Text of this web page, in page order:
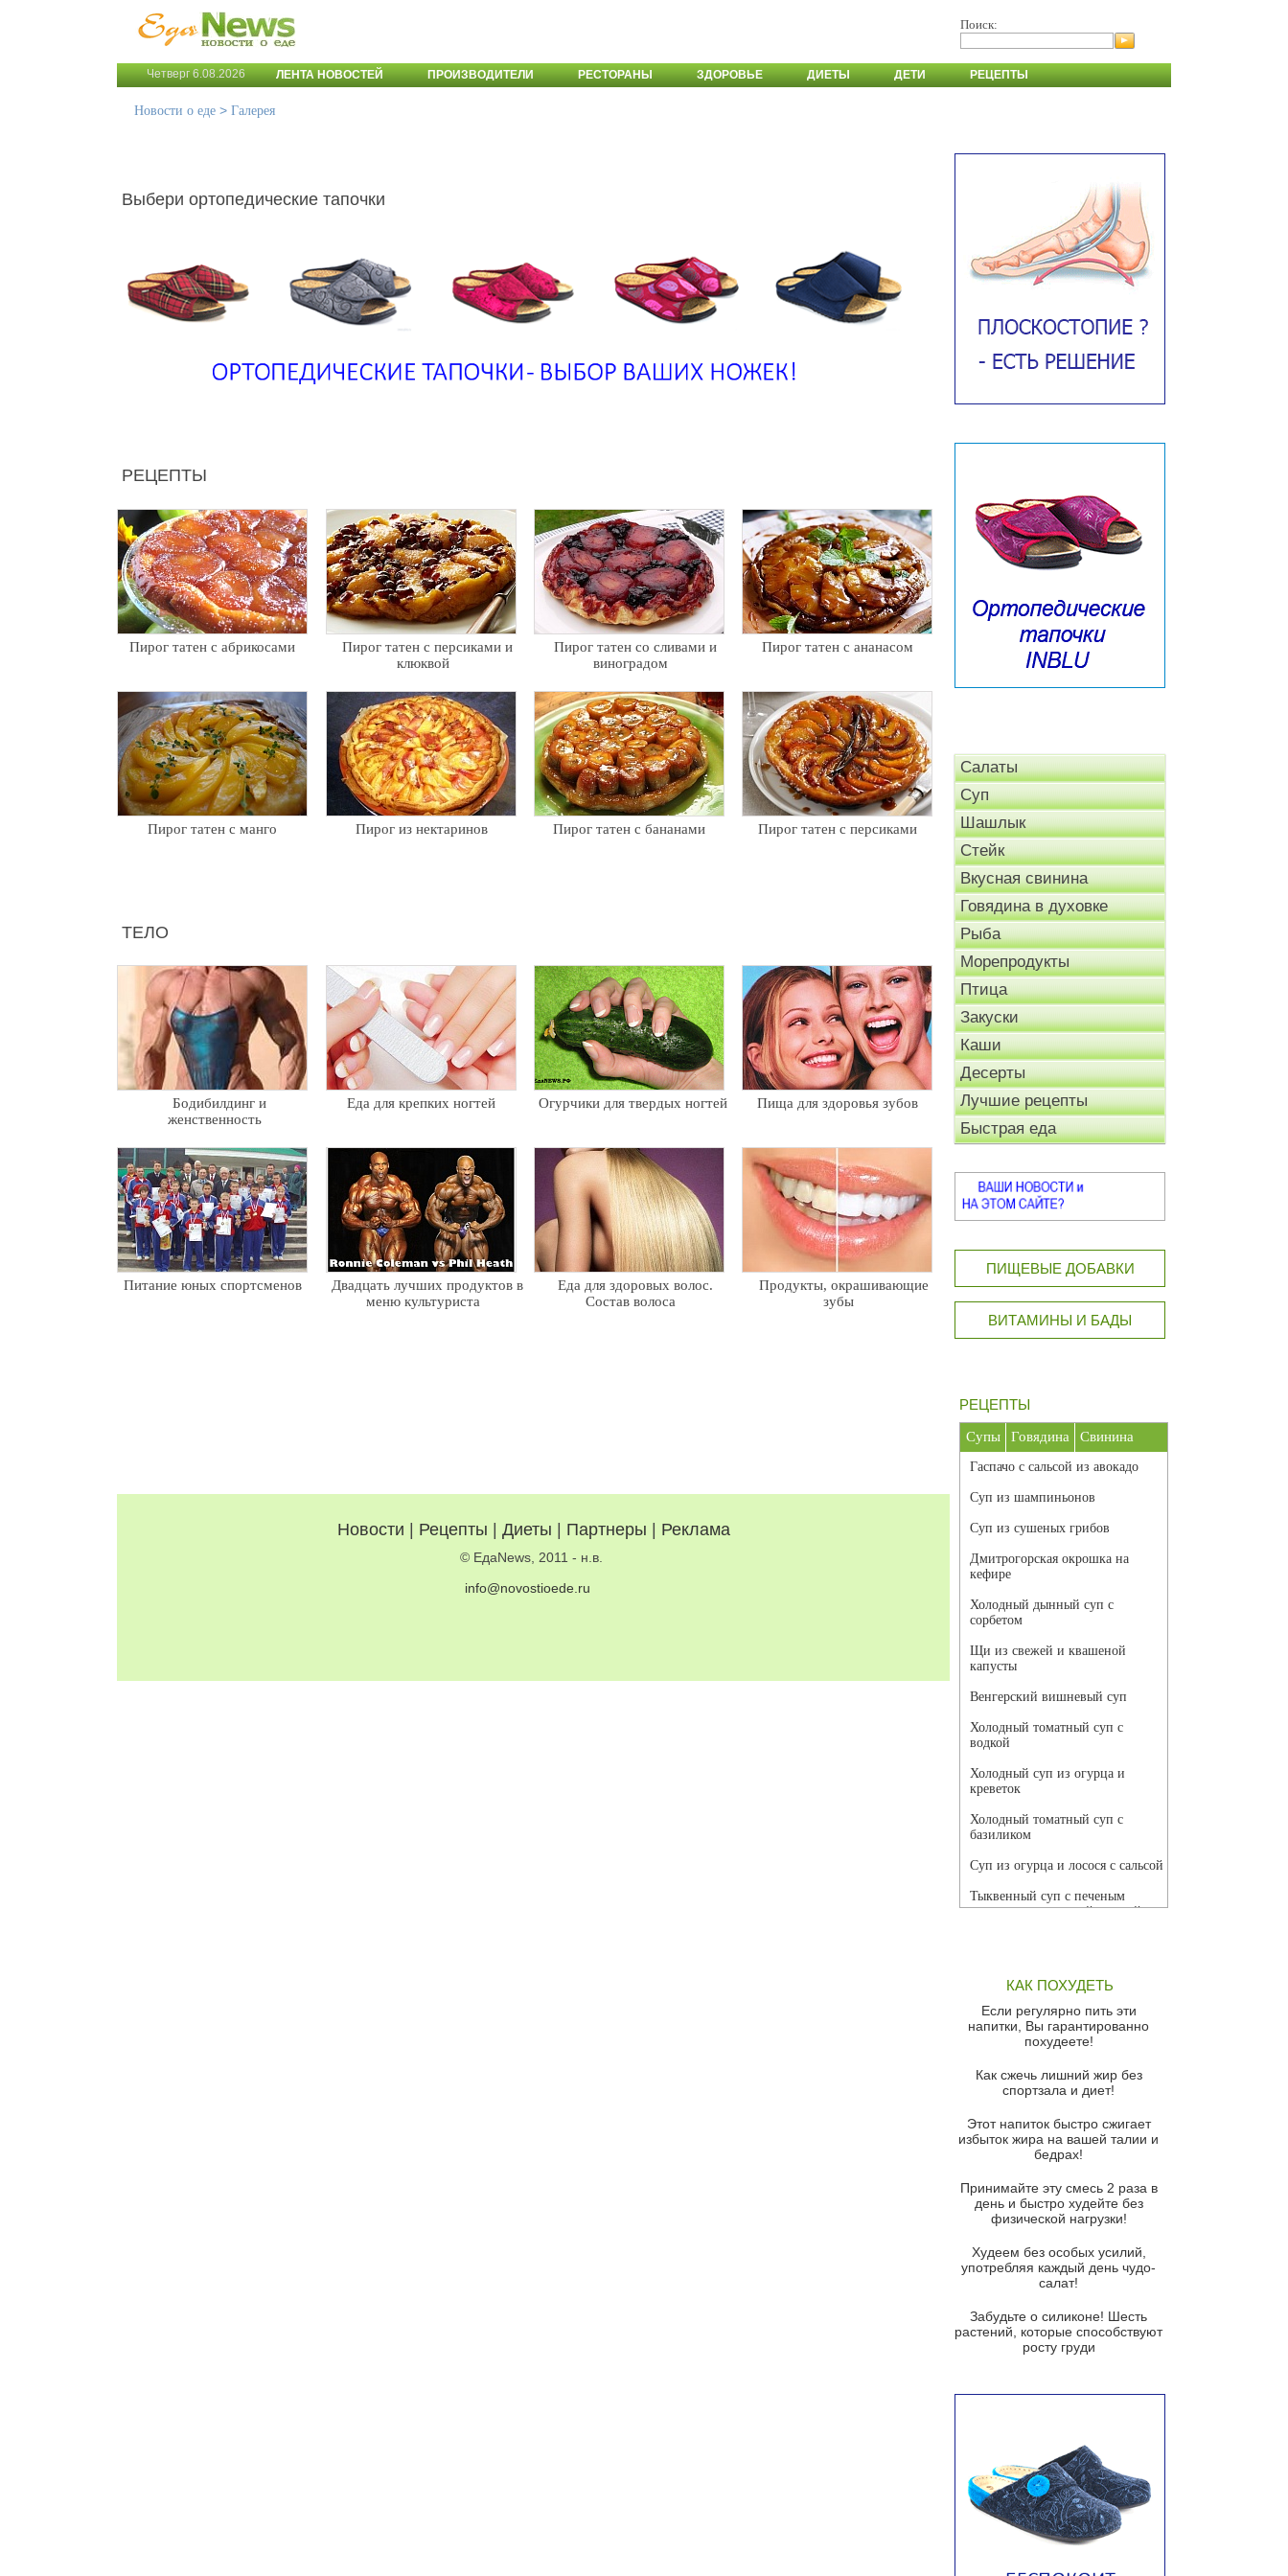
Поиск:
Четверг 6.08.2026 ЛЕНТА НОВОСТЕЙ ПРОИЗВОДИТЕЛИ РЕСТОРАНЫ ЗДОРОВЬЕ ДИЕТЫ ДЕТИ РЕЦЕПТЫ
Новости о еде > Галерея
Выбери ортопедические тапочки
РЕЦЕПТЫ
Пирог татен с абрикосами
Пирог татен с персиками и
клюквой
Пирог татен со сливами и
виноградом
Пирог татен с ананасом
Пирог татен с манго Пирог из нектаринов Пирог татен с бананами Пирог татен с персиками
ТЕЛО
Бодибилдинг и
женственность
Еда для крепких ногтей Огурчики для твердых ногтей Пища для здоровья зубов
Питание юных спортсменов
Двадцать лучших продуктов в
меню культуриста
Еда для здоровых волос.
Состав волоса
Продукты, окрашивающие
зубы
Новости Рецепты Диеты Партнеры Реклама
© ЕдаNews, 2011 - н.в.
info@novostioede.ru
Салаты
Суп
Шашлык
Стейк
Вкусная свинина
Говядина в духовке
Рыба
Морепродукты
Птица
Закуски
Каши
Десерты
Лучшие рецепты
Быстрая еда
ПИЩЕВЫЕ ДОБАВКИ
ВИТАМИНЫ И БАДЫ
РЕЦЕПТЫ
Супы Говядина Свинина
Гаспачо с сальсой из авокадо
Суп из шампиньонов
Суп из сушеных грибов
Дмитрогорская окрошка на
кефире
Холодный дынный суп с
сорбетом
Щи из свежей и квашеной
капусты
Венгерский вишневый суп
Холодный томатный суп с
водкой
Холодный суп из огурца и
креветок
Холодный томатный суп с
базиликом
Суп из огурца и лосося с сальсой
Тыквенный суп с печеным
чесноком и томатной сальсой
красного перца
Парижский луковый суп
Суп из спаржи и горошка с
Суп-крем из цветной капусты
Французский луковый суп
Суп из баклажанов с моцареллой
Грибной крем-суп с кростини с
козьим сыром
Суп мисо с зеленым луком и
тофу
из рукколы
Португальский чесночный суп с
Ирландский картофельный суп
Суп из пастернака
Пряный морковный суп во время
зимних холодов
КАК ПОХУДЕТЬ
Если регулярно пить эти
напитки, Вы гарантированно
похудеете!
Как сжечь лишний жир без
спортзала и диет!
Этот напиток быстро сжигает
избыток жира на вашей талии и
бедрах!
Принимайте эту смесь 2 раза в
день и быстро худейте без
физической нагрузки!
Худеем без особых усилий,
употребляя каждый день чудо-
салат!
Забудьте о силиконе! Шесть
растений, которые способствуют
росту груди